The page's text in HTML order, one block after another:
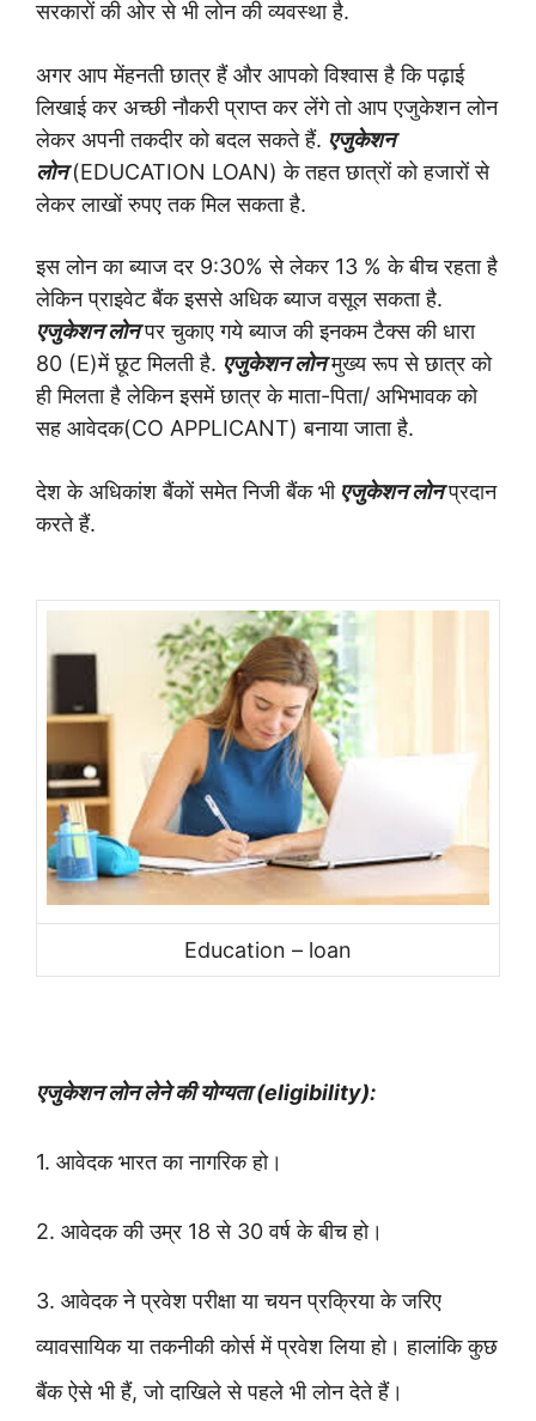
सरकारों की ओर से भी लोन की व्यवस्था है.
अगर आप मेंहनती छात्र हैं और आपको विश्वास है कि पढ़ाई
लिखाई कर अच्छी नौकरी प्राप्त कर लेंगे तो आप एजुकेशन लोन
लेकर अपनी तकदीर को बदल सकते हैं. एजुकेशन
लोन(EDUCATION LOAN) के तहत छात्रों को हजारों से
लेकर लाखों रुपए तक मिल सकता है.
इस लोन का ब्याज दर 9:30% से लेकर 13 % के बीच रहता है
लेकिन प्राइवेट बैंक इससे अधिक ब्याज वसूल सकता है.
एजुकेशन लोनपर चुकाए गये ब्याज की इनकम टैक्स की धारा
80 (E)में छूट मिलती है. एजुकेशन लोनमुख्य रूप से छात्र को
ही मिलता है लेकिन इसमें छात्र के माता-पिता/ अभिभावक को
सह आवेदक(CO APPLICANT) बनाया जाता है.
देश के अधिकांश बैंकों समेत निजी बैंक भीएजुकेशन लोनप्रदान
करते हैं.
Education – loan
एजुकेशन लोन लेने कीयोग्यता (eligibility):
1. आवेदक भारत का नागरिक हो।
2. आवेदक की उम्र 18 से 30 वर्ष के बीच हो।
3. आवेदक ने प्रवेश परीक्षा या चयन प्रक्रिया के जरिए
व्यावसायिक या तकनीकी कोर्स में प्रवेश लिया हो। हालांकि कुछ
बैंक ऐसे भी हैं, जो दाखिले से पहले भी लोन देते हैं।